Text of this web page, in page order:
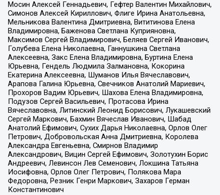
Мосин Алексей Геннадьевич, Гефтер Валентин Михайлович,
Симонов Алексей Кириллович, Флиге Ирина Анатольевна,
Мельникова Валентина Дмитриевна, Вититинова Елена
Владимировна, Баженова Светлана Куприяновна,
Максимов Сергей Владимирович, Беляев Сергей Иванович,
Голубева Елена Николаевна, Ганнушкина Светлана
Алексеевна, Закс Елена Владимировна, Буртина Елена
Юрьевна, Гендель Людмила Залмановна, Кокорина
Екатерина Алексеевна, Шуманов Илья Вячеславович,
Арапова Галина Юрьевна, Свечников Анатолий Мариевич,
Прохоров Вадим Юрьевич, Шахова Елена Владимировна,
Подузов Сергей Васильевич, Протасова Ирина
Вячеславовна, Литинский Леонид Борисович, Лукашевский
Сергей Маркович, Бахмин Вячеслав Иванович, Шабад
Анатолий Ефимович, Сухих Дарья Николаевна, Орлов Олег
Петрович, Добровольская Анна Дмитриевна, Королева
Александра Евгеньевна, Смирнов Владимир
Александрович, Вицин Сергей Ефимович, Золотухин Борис
Андреевич, Левинсон Лев Семенович, Локшина Татьяна
Иосифовна, Орлов Олег Петрович, Полякова Мара
Федоровна, Резник Генри Маркович, Захаров Герман
Константинович